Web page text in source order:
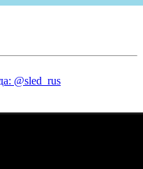
@sled_rus